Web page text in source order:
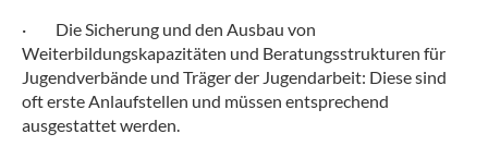
· Die Sicherung und den Ausbau von
Weiterbildungskapazitäten und Beratungsstrukturen für
Jugendverbände und Träger der Jugendarbeit: Diese sind
oft erste Anlaufstellen und müssen entsprechend
ausgestattet werden.